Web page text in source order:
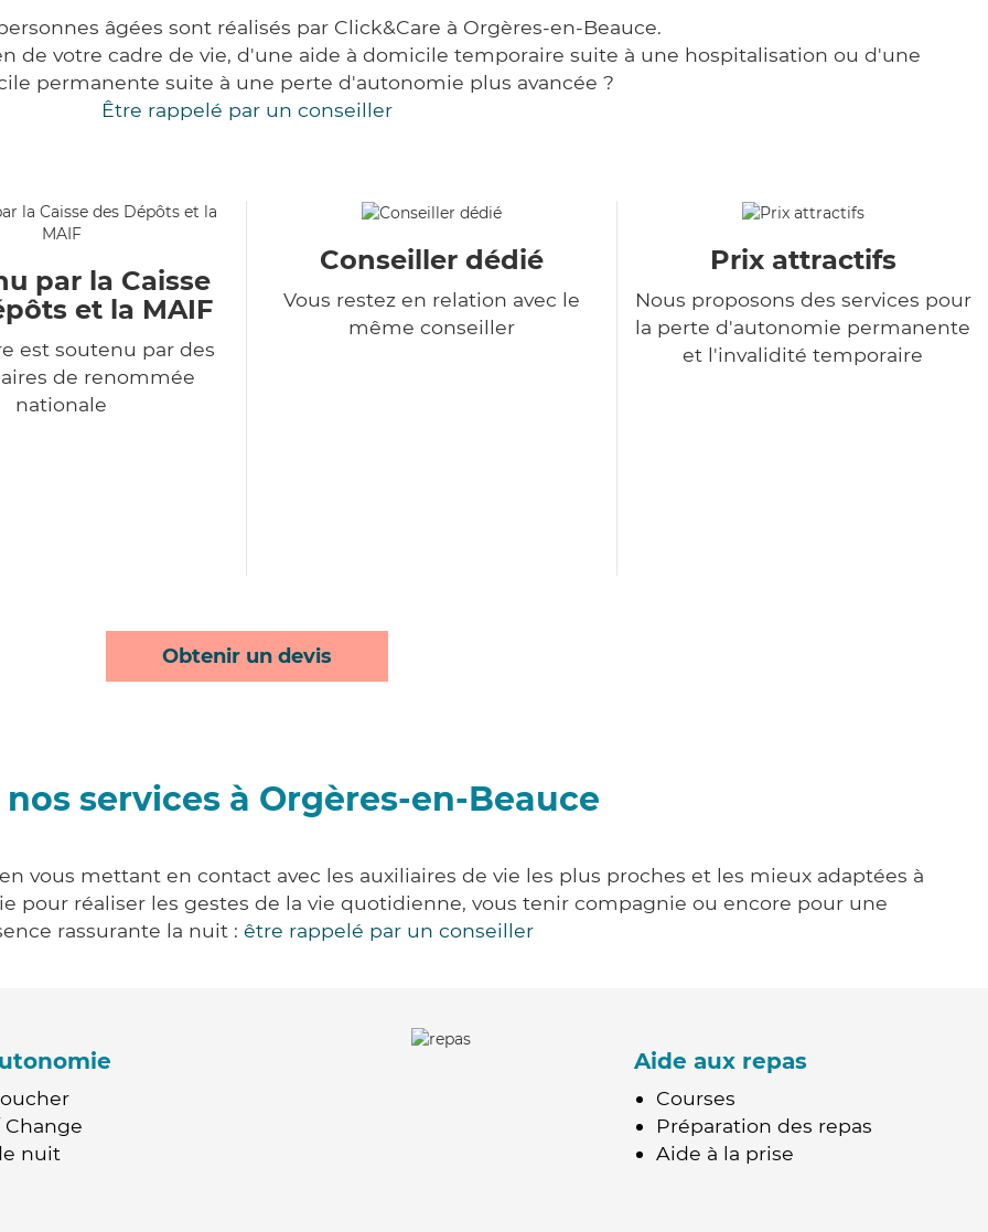
âgées sont réalisés par Click&Care à Orgères-en-Beauce.
de votre cadre de vie, d'une aide à domicile temporaire suite à une hospitalisation ou d'une
permanente suite à une perte d'autonomie plus avancée ?
Être rappelé par un conseiller
par la Caisse
et la MAIF
est soutenu par des
de renommée
nationale
Conseiller dédié
Vous restez en relation avec le
même conseiller
Prix attractifs
Nous proposons des services pour
la perte d'autonomie permanente
et l'invalidité temporaire
Obtenir un devis
services à Orgères-en-Beauce
vous mettant en contact avec les auxiliaires de vie les plus proches et les mieux adaptées à
pour réaliser les gestes de la vie quotidienne, vous tenir compagnie ou encore pour une
rassurante la nuit : être rappelé par un conseiller
nuit
Aide aux repas
Courses
Préparation des repas
Aide à la prise